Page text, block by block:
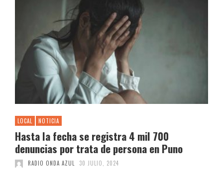
LOCAL NOTICIA
Hasta la fecha se registra 4 mil 700
denuncias por trata de persona en Puno
RADIO ONDA AZUL 30 JULIO, 2024